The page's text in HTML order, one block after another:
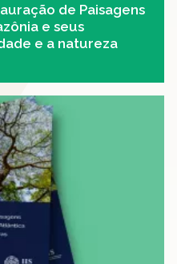
de Paisagens
e seus
e a natureza